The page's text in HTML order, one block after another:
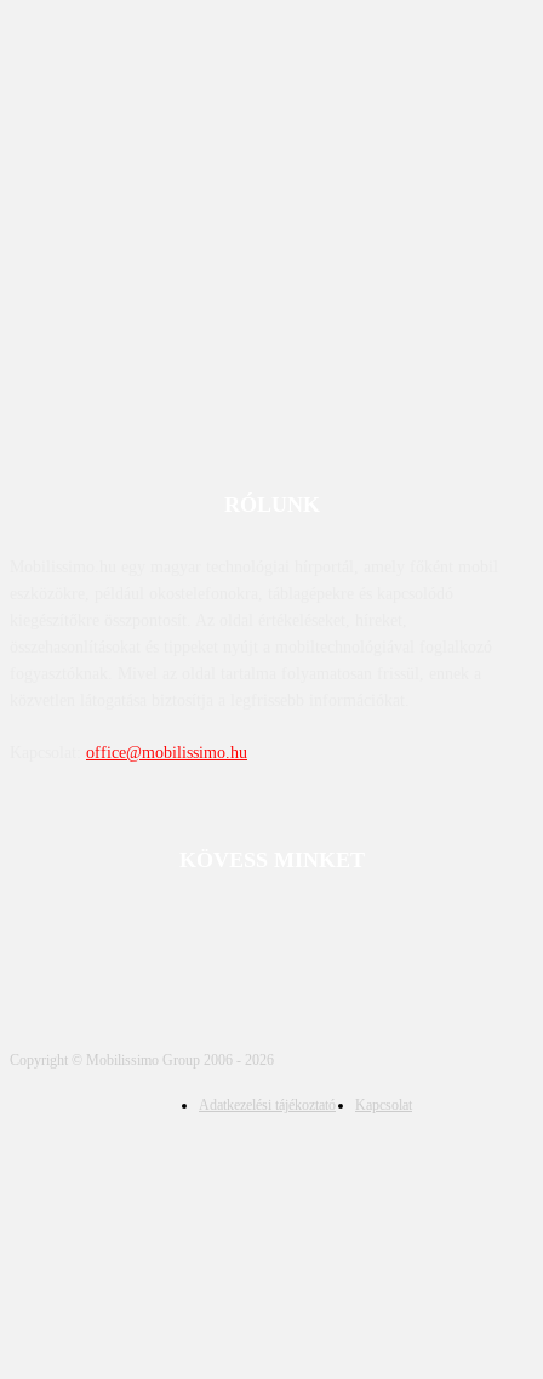
office@mobilissimo.hu
Copyright © Mobilissimo Group 2006 - 2026
Adatkezelési tájékoztató Kapcsolat